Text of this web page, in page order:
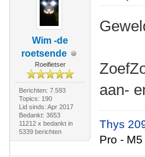
Wim -de
roetsende
Roeifietser
Berichten: 7.593
Topics: 190
Lid sinds: Apr 2017
Bedankt: 3653
11212 x bedankt in
5339 berichten
aan-
Thys
Pro -